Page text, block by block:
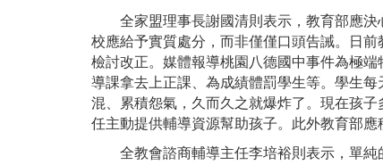
全家盟理事長謝國清則表示，教育部應決
校應給予實質處分，而非僅僅口頭告誡。日
檢討改正。媒體報導桃園八德國中事件為極
導課拿去上正課、為成績體罰學生等。學生
混、累積怨氣，久而久之就爆炸了。現在孩
任主動提供輔導資源幫助孩子。此外教育部
全教會諮商輔導主任李培裕則表示，單純